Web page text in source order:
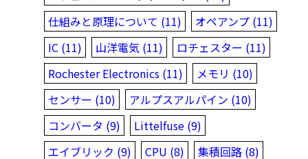
仕組みと原理について (11)
オペアンプ (11)
IC (11)
山洋電気 (11)
ロチェスター (11)
Rochester Electronics (11)
メモリ (10)
センサー (10)
アルプスアルパイン (10)
コンバータ (9)
Littelfuse (9)
エイブリック (9)
CPU (8) 集積回路 (8)